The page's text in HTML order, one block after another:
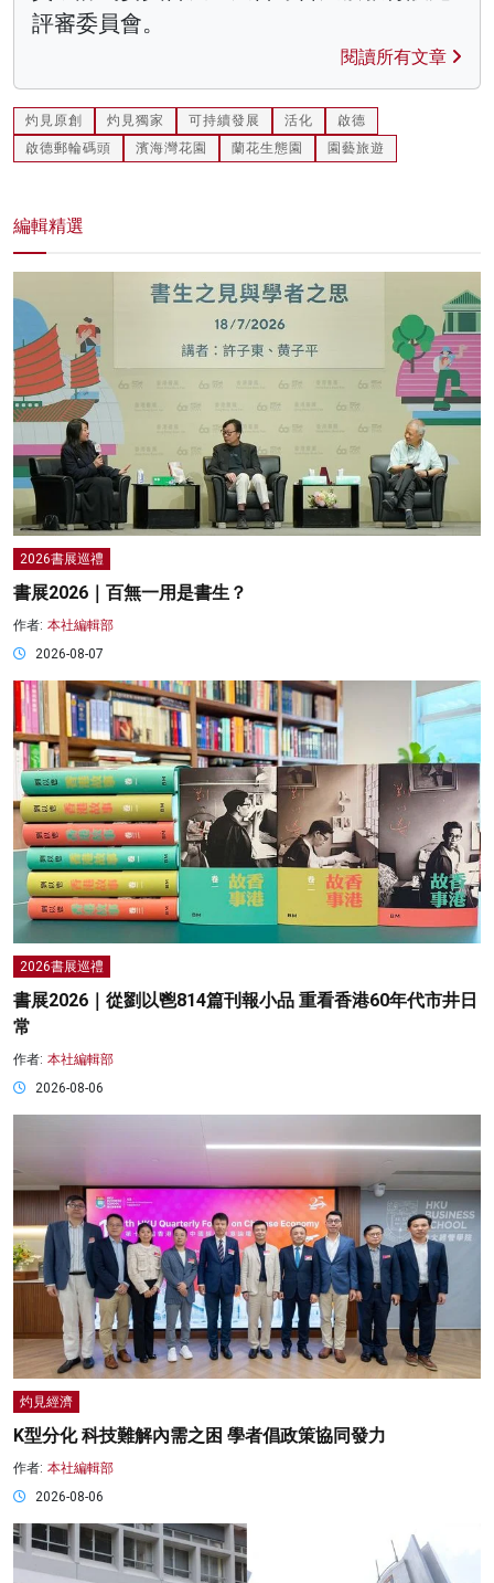
評審委員會。
閱讀所有文章
灼見原創 灼見獨家 可持續發展 活化
啟德
啟德郵輪碼頭
濱海灣花園 蘭花生態園 園藝旅遊
編輯精選
2026書展巡禮
書展2026｜百無一用是書生？
作者: 本社編輯部
2026-08-07
2026書展巡禮
書展2026｜從劉以鬯814篇刊報小品 重看香港60年代市井日
常
作者: 本社編輯部
2026-08-06
灼見經濟
K型分化 科技難解內需之困 學者倡政策協同發力
作者: 本社編輯部
2026-08-06